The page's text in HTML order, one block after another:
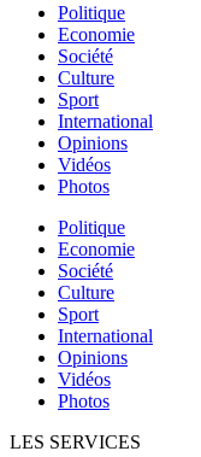
Politique
Economie
Société
Culture
Sport
International
Opinions
Vidéos
Photos
Politique
Economie
Société
Culture
Sport
International
Opinions
Vidéos
Photos
LES SERVICES